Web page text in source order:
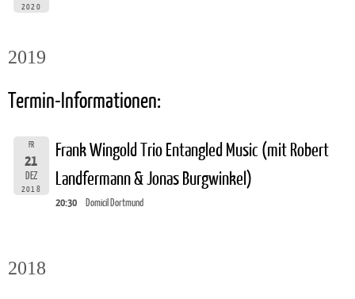
2020
2019
Termin-Informationen:
FR
21
DEZ
2018
Frank Wingold Trio Entangled Music (mit Robert
Landfermann & Jonas Burgwinkel)
20:30 Domicil Dortmund
2018